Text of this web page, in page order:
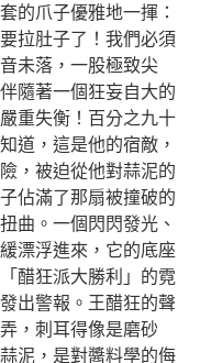
的爪子優雅地一揮：
拉肚子了！我們必須
未落，一股極致尖
隨著一個狂妄自大的
重失衡！百分之九十
道，這是他的宿敵，
，被迫從他對蒜泥的
佔滿了那扇被撞破的
曲。一個閃閃發光、
緩漂浮進來，它的底座
醋狂派大勝利」的霓
出警報。王醋狂的聲
，刺耳得像是磨砂
泥，是對醬料學的侮